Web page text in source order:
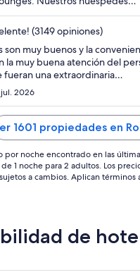
total
por
noche
del
16
al
17
ago
...
(3149 opiniones)
son muy buenos y la
la muy buena atención del
fueran una extraordinaria
2026
1601 propiedades en
por noche encontrado en las
1 noche para 2 adultos. Los
a cambios. Aplican términos
de